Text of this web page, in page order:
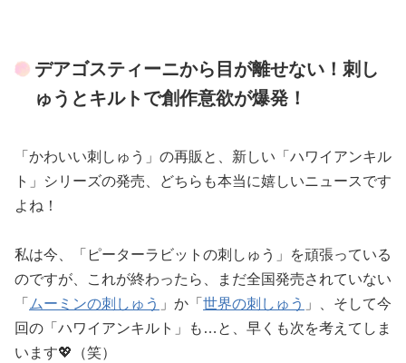
デアゴスティーニから目が離せない！刺し
ゅうとキルトで創作意欲が爆発！
「かわいい刺しゅう」の再販と、新しい「ハワイアンキル
ト」シリーズの発売、どちらも本当に嬉しいニュースです
よね！
私は今、「ピーターラビットの刺しゅう」を頑張っている
のですが、これが終わったら、まだ全国発売されていない
「 ムーミンの刺しゅう 」か「 世界の刺しゅう 」、そして今
回の「ハワイアンキルト」も…と、早くも次を考えてしま
います💖（笑）